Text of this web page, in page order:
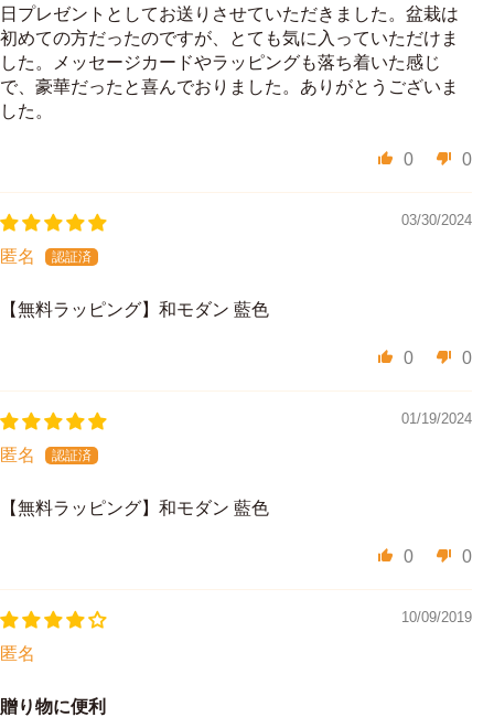
日プレゼントとしてお送りさせていただきました。盆栽は
初めての方だったのですが、とても気に入っていただけま
した。メッセージカードやラッピングも落ち着いた感じ
で、豪華だったと喜んでおりました。ありがとうございま
した。
0 0
03/30/2024
匿名
【無料ラッピング】和モダン 藍色
0 0
01/19/2024
匿名
【無料ラッピング】和モダン 藍色
0 0
10/09/2019
匿名
贈り物に便利